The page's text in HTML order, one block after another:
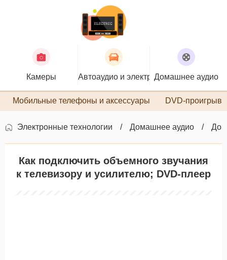
Камеры Автоаудио и электроникаДомашнее аудио
Мобильные телефоны и аксессуары DVD-
Электронные технологии Домашнее аудио
Как подключить объемного звучания
к телевизору и усилителю; DVD-плеер